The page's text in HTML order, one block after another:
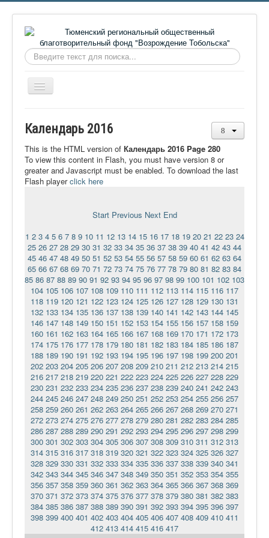
Искать...
Включить/
выключить
О фонде
Онлайн библиотека
Видеоматериалы
Сайт проекта Достоевский
Ермаковополе.рф
Календарь 2016
This is the HTML version of Календарь 2016 Page 280
To view this content in Flash, you must have version 8 or
greater and Javascript must be enabled. To download the last
Flash playerclick here
Start Previous Next End
1 2 3 4 5 6 7 8 9 10 11 12 13 14 15 16 17 18 19 20 21 22 23 24
25 26 27 28 29 30 31 32 33 34 35 36 37 38 39 40 41 42 43 44
45 46 47 48 49 50 51 52 53 54 55 56 57 58 59 60 61 62 63 64
65 66 67 68 69 70 71 72 73 74 75 76 77 78 79 80 81 82 83 84
85 86 87 88 89 90 91 92 93 94 95 96 97 98 99 100 101 102 103
104 105 106 107 108 109 110 111 112 113 114 115 116 117
118 119 120 121 122 123 124 125 126 127 128 129 130 131
132 133 134 135 136 137 138 139 140 141 142 143 144 145
146 147 148 149 150 151 152 153 154 155 156 157 158 159
160 161 162 163 164 165 166 167 168 169 170 171 172 173
174 175 176 177 178 179 180 181 182 183 184 185 186 187
188 189 190 191 192 193 194 195 196 197 198 199 200 201
202 203 204 205 206 207 208 209 210 211 212 213 214 215
216 217 218 219 220 221 222 223 224 225 226 227 228 229
230 231 232 233 234 235 236 237 238 239 240 241 242 243
244 245 246 247 248 249 250 251 252 253 254 255 256 257
258 259 260 261 262 263 264 265 266 267 268 269 270 271
272 273 274 275 276 277 278 279 280 281 282 283 284 285
286 287 288 289 290 291 292 293 294 295 296 297 298 299
300 301 302 303 304 305 306 307 308 309 310 311 312 313
314 315 316 317 318 319 320 321 322 323 324 325 326 327
328 329 330 331 332 333 334 335 336 337 338 339 340 341
342 343 344 345 346 347 348 349 350 351 352 353 354 355
356 357 358 359 360 361 362 363 364 365 366 367 368 369
370 371 372 373 374 375 376 377 378 379 380 381 382 383
384 385 386 387 388 389 390 391 392 393 394 395 396 397
398 399 400 401 402 403 404 405 406 407 408 409 410 411
412 413 414 415 416 417